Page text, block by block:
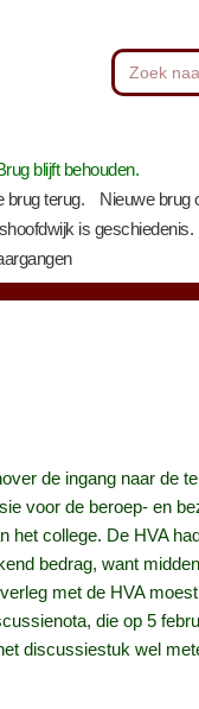
blijft behouden.
brug terug.
Nieuwe brug
is geschiedenis.
de ingang naar de
voor de beroep- en
college. De HVA
bedrag, want
met de HVA
die op 5
discussiestuk wel